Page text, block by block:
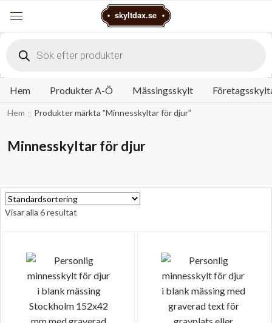
skyltdax.se
search
Hem Produkter A-Ö Mässingsskylt
Hem Produkter märkta ”Minnesskyltar för djur”
Minnesskyltar för djur
Visar alla 6 resultat